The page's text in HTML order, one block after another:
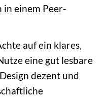
in einem Peer-
auf ein klares,
eine gut lesbare
dezent und